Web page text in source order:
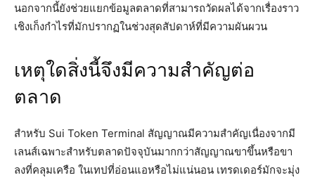
นอกจากนี้ยังช่วยแยกข้อมูลตลาดที่สามารถวัดผลได้จากเรื่องราว
เชิงเก็งกำไรที่มักปรากฏในช่วงสุดสัปดาห์ที่มีความผันผวน
เหตุใดสิ่งนี้จึงมีความสำคัญต่อ
ตลาด
สำหรับ Sui Token Terminal สัญญาณมีความสำคัญเนื่องจากมี
เลนส์เฉพาะสำหรับตลาดปัจจุบันมากกว่าสัญญาณขาขึ้นหรือขา
ลงที่คลุมเครือ ในเทปที่อ่อนแอหรือไม่แน่นอน เทรดเดอร์มักจะมุ่ง